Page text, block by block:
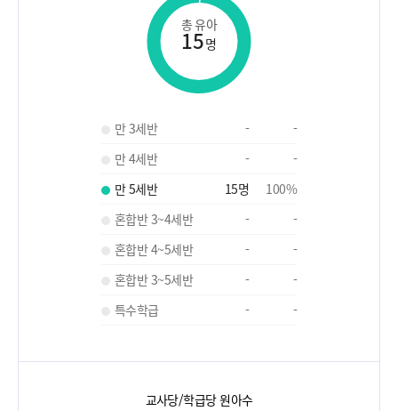
총 유아
15명
만 3세반 -
-
만 4세반
-
-
만 5세반
15명 100%
혼합반 3~4세반
-
-
혼합반 4~5세반
-
-
혼합반 3~5세반
-
-
특수학급
- -
교사당/학급당 원아수